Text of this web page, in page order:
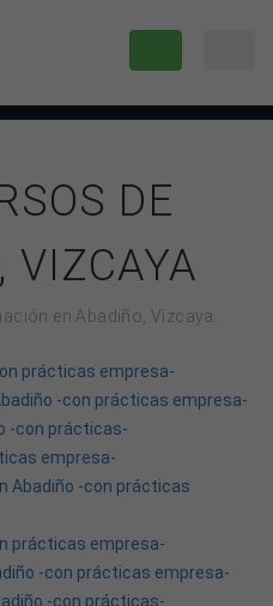
DE
VIZCAYA
en Abadiño, Vizcaya.
prácticas empresa-
-con prácticas empresa-
-con prácticas-
empresa-
Abadiño -con prácticas
prácticas empresa-
-con prácticas empresa-
-con prácticas-